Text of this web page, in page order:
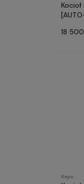
18
Kepo